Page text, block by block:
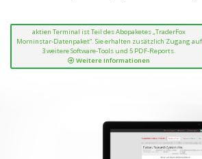
aktien Terminal ist Teil des Abopaketes „TraderFox
Morninstar-Datenpaket“. Sie erhalten zusätzlich Zugang auf
3 weitere Software-Tools und 5 PDF-Reports.
Weitere Informationen